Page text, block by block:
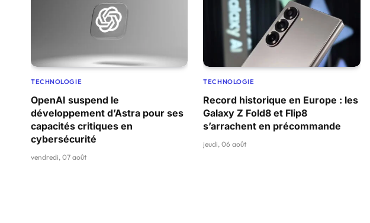
TECHNOLOGIE
OpenAI suspend le
développement d’Astra pour ses
capacités critiques en
cybersécurité
vendredi, 07 août
TECHNOLOGIE
Record historique en Europe : les
Galaxy Z Fold8 et Flip8
s’arrachent en précommande
jeudi, 06 août